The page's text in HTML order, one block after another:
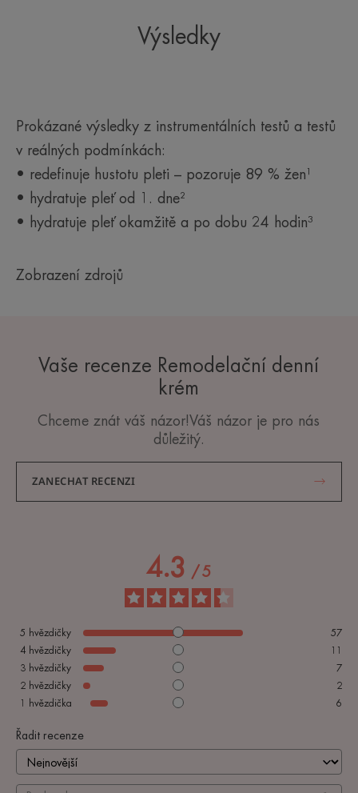
**Instrumentální test: 22 osob, 1 aplikace.
***Test v reálných podmínkách: 84 osob, výsledky po 1. aplikaci.
Výsledky
Prokázané výsledky z instrumentálních testů a testů
v reálných podmínkách:
• redefinuje hustotu pleti – pozoruje 89 % žen¹
• hydratuje pleť od 1. dne²
• hydratuje pleť okamžitě a po dobu 24 hodin³
Zobrazení zdrojů
Vaše recenze Remodelační denní
krém
Chceme znát váš názor!Váš názor je pro nás
důležitý.
ZANECHAT RECENZI
4.3 /5
5 hvězdičky
57
4 hvězdičky
11
3 hvězdičky
7
2 hvězdičky
2
1
hvězdička 6
Řadit recenze